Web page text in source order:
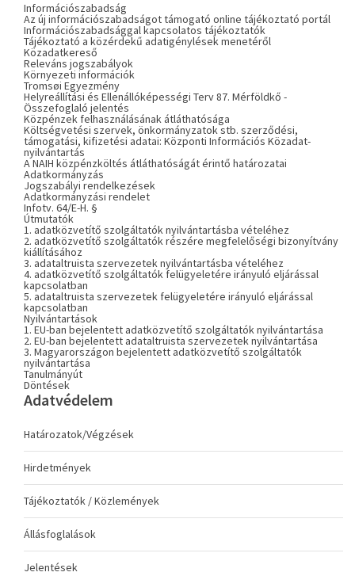
Információszabadság
Az új információszabadságot támogató online tájékoztató portál
Információszabadsággal kapcsolatos tájékoztatók
Tájékoztató a közérdekű adatigénylések menetéről
Közadatkereső
Releváns jogszabályok
Környezeti információk
Tromsøi Egyezmény
Helyreállítási és Ellenállóképességi Terv 87. Mérföldkő -
Összefoglaló jelentés
Közpénzek felhasználásának átláthatósága
Költségvetési szervek, önkormányzatok stb. szerződési,
támogatási, kifizetési adatai: Központi Információs Közadat-
nyilvántartás
A NAIH közpénzköltés átláthatóságát érintő határozatai
Adatkormányzás
Jogszabályi rendelkezések
Adatkormányzási rendelet
Infotv. 64/E-H. §
Útmutatók
1. adatközvetítő szolgáltatók nyilvántartásba vételéhez
2. adatközvetítő szolgáltatók részére megfelelőségi bizonyítvány
kiállításához
3. adataltruista szervezetek nyilvántartásba vételéhez
4. adatközvetítő szolgáltatók felügyeletére irányuló eljárással
kapcsolatban
5. adataltruista szervezetek felügyeletére irányuló eljárással
kapcsolatban
Nyilvántartások
1. EU-ban bejelentett adatközvetítő szolgáltatók nyilvántartása
2. EU-ban bejelentett adataltruista szervezetek nyilvántartása
3. Magyarországon bejelentett adatközvetítő szolgáltatók
nyilvántartása
Tanulmányút
Döntések
Adatvédelem
Határozatok/Végzések
Hirdetmények
Tájékoztatók / Közlemények
Állásfoglalások
Jelentések